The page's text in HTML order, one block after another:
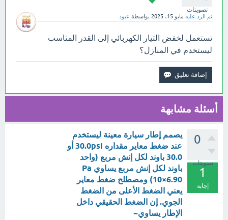
تصويتات
تم الرد عليه مايو 15، 2025 بواسطة عبود
تستعمل لخفض التيار الكهربائي إلى القدر المناسب
ليستخدم في المنازل؟
أسئلة مشابهة
0
تصويتات
1
إجابة
يصمم إطار سيارة معينة ليستخدم
عند ضغط معاير مقداره 30.0psi أو
30.0 باوند لكل إنش مربع (واحد
باوند لكل إنش مربع يساوي Pa
10×6.90) ومصطلح ضغط معاير
يعني الضغط الأعلى من الضغط
الجوي. إن الضغط الحقيقي داخل
الإطار يساوي~